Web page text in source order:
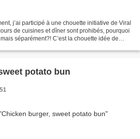
j’ai participé à une chouette initiative de Viral
de cuisines et dîner sont prohibés, pourquoi
séparément?! C’est la chouette idée de
potato bun